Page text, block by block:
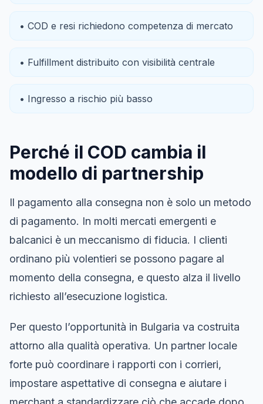
• COD e resi richiedono competenza di mercato
• Fulfillment distribuito con visibilità centrale
• Ingresso a rischio più basso
Perché il COD cambia il
modello di partnership
Il pagamento alla consegna non è solo un metodo
di pagamento. In molti mercati emergenti e
balcanici è un meccanismo di fiducia. I clienti
ordinano più volentieri se possono pagare al
momento della consegna, e questo alza il livello
richiesto all’esecuzione logistica.
Per questo l’opportunità in Bulgaria va costruita
attorno alla qualità operativa. Un partner locale
forte può coordinare i rapporti con i corrieri,
impostare aspettative di consegna e aiutare i